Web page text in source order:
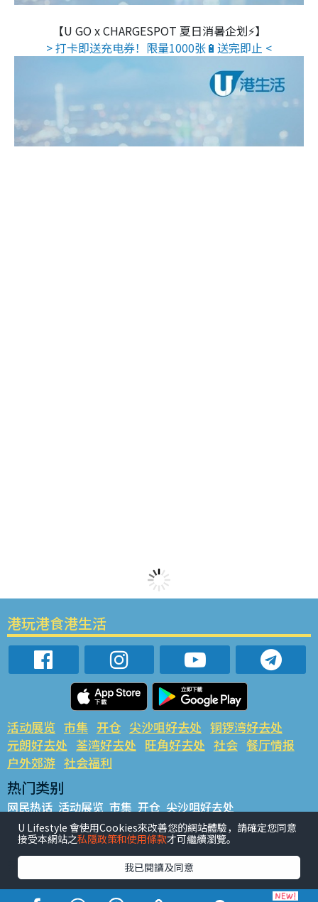
【U GO x CHARGESPOT 夏日消暑企划⚡】
> 打卡即送充电券！限量1000张🔋送完即止 <
港玩港食港生活
活动展览 市集 开仓 尖沙咀好去处 铜锣湾好去处
元朗好去处 荃湾好去处 旺角好去处 社会 餐厅情报
户外郊游 社会福利
热门类别
网民热话 活动展览 市集 开仓 尖沙咀好去处
铜锣湾好去处 元朗好去处 荃湾好去处 旺角好去处 社会
餐厅情报 户外郊游
热门标签
#UGO揾好去处 #人气活动推介 #美食社群热话
U Lifestyle 會使用Cookies來改善您的網站體驗，請確定您同意
接受本網站之私隱政策和使用條款才可繼續瀏覽。
我已閱讀及同意